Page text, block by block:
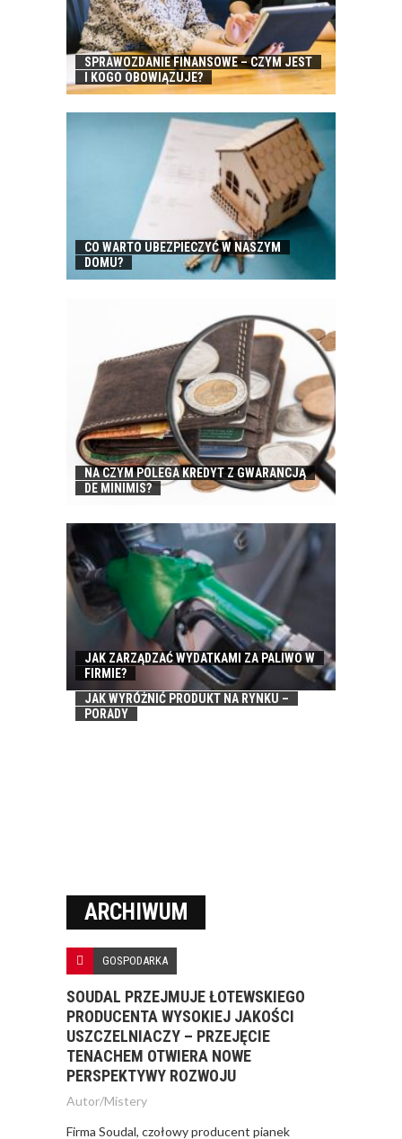
SPRAWOZDANIE FINANSOWE – CZYM JEST
I KOGO OBOWIĄZUJE?
CO WARTO UBEZPIECZYĆ W NASZYM
DOMU?
NA CZYM POLEGA KREDYT Z GWARANCJĄ
DE MINIMIS?
JAK ZARZĄDZAĆ WYDATKAMI ZA PALIWO W
FIRMIE?
JAK WYRÓŻNIĆ PRODUKT NA RYNKU –
PORADY
ARCHIWUM
GOSPODARKA
SOUDAL PRZEJMUJE ŁOTEWSKIEGO
PRODUCENTA WYSOKIEJ JAKOŚCI
USZCZELNIACZY – PRZEJĘCIE
TENACHEM OTWIERA NOWE
PERSPEKTYWY ROZWOJU
Autor/Mistery
Firma Soudal, czołowy producent pianek